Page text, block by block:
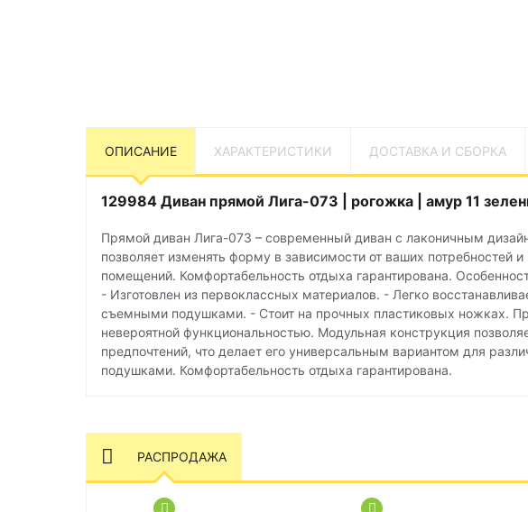
ОПИСАНИЕ ХАРАКТЕРИСТИКИ ДОСТАВКА И СБОРКА
129984 Диван прямой Лига-073 | рогожка | амур 11
Прямой диван Лига-073 – современный диван с лаконичным
позволяет изменять форму в зависимости от ваших потребностей
помещений. Комфортабельность отдыха гарантирована.
- Изготовлен из первоклассных материалов. - Легко
съемными подушками. - Стоит на прочных пластиковых ножках.
невероятной функциональностью. Модульная конструкция
предпочтений, что делает его универсальным вариантом для
подушками. Комфортабельность отдыха гарантирована.
РАСПРОДАЖА